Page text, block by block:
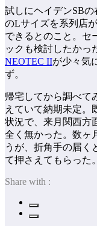
試しにヘイデンSB
のLサイズを系列店
できるとのこと。セ
ックも検討したかっ
NEOTEC IIが少々気
ず。
帰宅してから調べて
えていて納期未定。
状況で、来月関西方
全く無かった。数ヶ
うが、折角手の届く
て押さえてもらった。
Share with :